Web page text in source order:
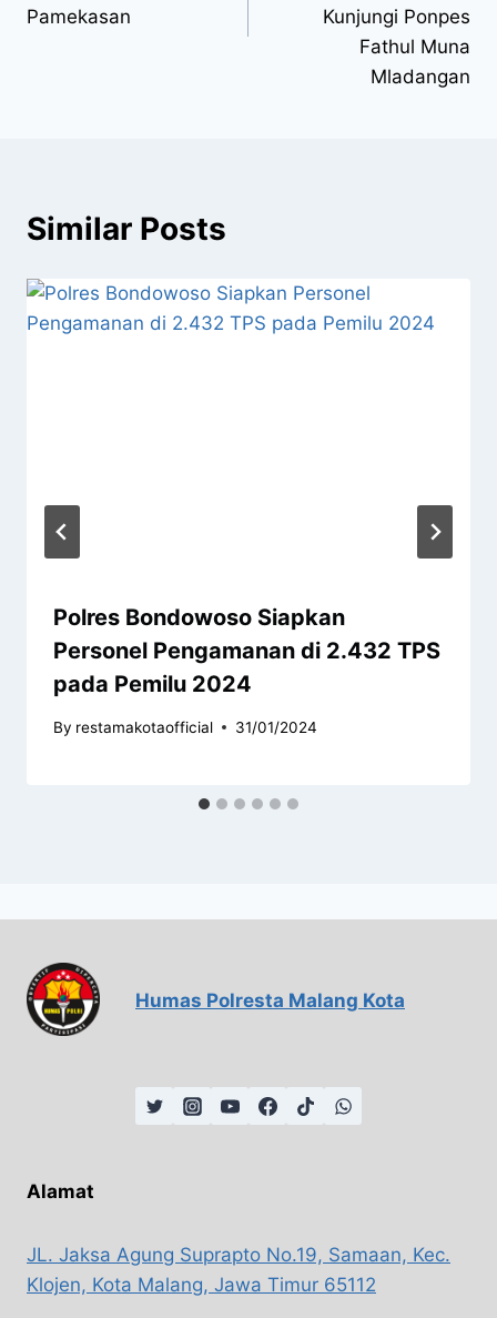
Pamekasan
Kunjungi Ponpes
Fathul Muna
Mladangan
Similar Posts
Polres Bondowoso Siapkan
Personel Pengamanan di 2.432 TPS
pada Pemilu 2024
By restamakotaofficial 31/01/2024
Humas Polresta Malang Kota
Alamat
JL. Jaksa Agung Suprapto No.19, Samaan, Kec.
Klojen, Kota Malang, Jawa Timur 65112